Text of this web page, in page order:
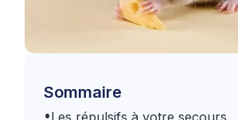
Sommaire
•